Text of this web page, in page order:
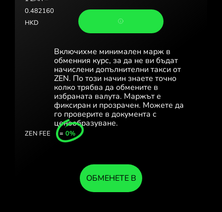
Україна (Українська)
Türkiye (Türkçe)
Singapore (English)
United Kingdom (English)
International (English)
0.482160
HKD
Включихме минимален марж в
обменния курс, за да не ви бъдат
начислени допълнителни такси от
ZEN. По този начин знаете точно
колко трябва да обмените в
избраната валута. Маржът е
фиксиран и прозрачен. Можете да
го проверите в документа с
ценообразуване.
ZEN FEE = 0%
ОБМЕНЕТЕ В